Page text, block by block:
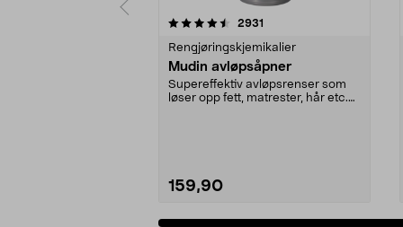
2931
Rengjøringskjemikalier
Mudin avløpsåpner
Supereffektiv avløpsrenser som
løser opp fett, matrester, hår etc.
159,90
4.5 av 5 stjerner